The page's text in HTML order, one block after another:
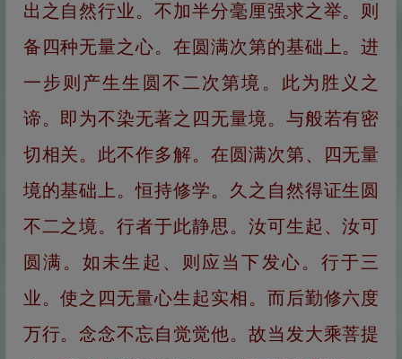
出之自然行业。不加半分毫厘强求之举。则
备四种无量之心。在圆满次第的基础上。进
一步则产生生圆不二次第境。此为胜义之
谛。即为不染无著之四无量境。与般若有密
切相关。此不作多解。在圆满次第、四无量
境的基础上。恒持修学。久之自然得证生圆
不二之境。行者于此静思。汝可生起、汝可
圆满。如未生起、则应当下发心。行于三
业。使之四无量心生起实相。而后勤修六度
万行。念念不忘自觉觉他。故当发大乘菩提